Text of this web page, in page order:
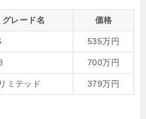
グレード名 価格
535万円
700万円
ミテッド 379万円